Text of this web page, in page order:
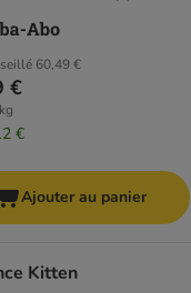
60,49 €
€
€
Ajouter au panier
Kitten